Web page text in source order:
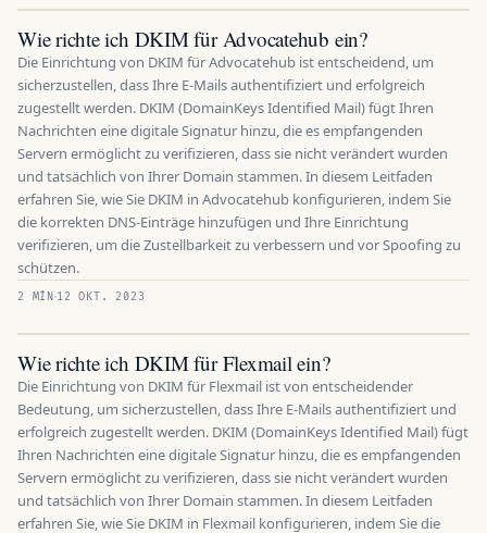
Wie richte ich DKIM für Advocatehub ein?
Die Einrichtung von DKIM für Advocatehub ist entscheidend, um
sicherzustellen, dass Ihre E-Mails authentifiziert und erfolgreich
zugestellt werden. DKIM (DomainKeys Identified Mail) fügt Ihren
Nachrichten eine digitale Signatur hinzu, die es empfangenden
Servern ermöglicht zu verifizieren, dass sie nicht verändert wurden
und tatsächlich von Ihrer Domain stammen. In diesem Leitfaden
erfahren Sie, wie Sie DKIM in Advocatehub konfigurieren, indem Sie
die korrekten DNS-Einträge hinzufügen und Ihre Einrichtung
verifizieren, um die Zustellbarkeit zu verbessern und vor Spoofing zu
schützen.
2 MÍN 12 OKT. 2023
Wie richte ich DKIM für Flexmail ein?
Die Einrichtung von DKIM für Flexmail ist von entscheidender
Bedeutung, um sicherzustellen, dass Ihre E-Mails authentifiziert und
erfolgreich zugestellt werden. DKIM (DomainKeys Identified Mail) fügt
Ihren Nachrichten eine digitale Signatur hinzu, die es empfangenden
Servern ermöglicht zu verifizieren, dass sie nicht verändert wurden
und tatsächlich von Ihrer Domain stammen. In diesem Leitfaden
erfahren Sie, wie Sie DKIM in Flexmail konfigurieren, indem Sie die